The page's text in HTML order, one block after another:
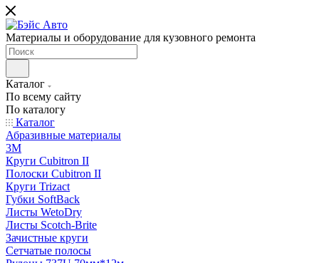
Материалы и оборудование для кузовного ремонта
Каталог
По всему сайту
По каталогу
Каталог
Абразивные материалы
3M
Круги Cubitron II
Полоски Cubitron II
Круги Trizact
Губки SoftBack
Листы WetoDry
Листы Scotch-Brite
Зачистные круги
Сетчатые полосы